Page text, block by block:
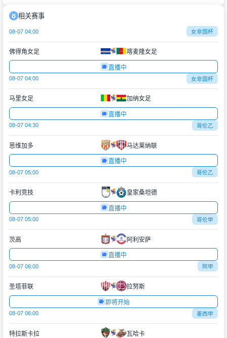
相关赛事
08-07 04:00 女非国杯
佛得角女足 喀麦隆女足
直播中
08-07 04:00 女非国杯
马里女足 加纳女足
直播中
08-07 04:30 哥伦乙
恩维加多 马达莱纳联
直播中
08-07 05:00 哥伦乙
卡利竞技 皇家桑坦德
直播中
08-07 05:00 哥伦甲
茨高 阿利安萨
直播中
08-07 06:00 阿甲
圣塔菲联 拉努斯
即将开始
08-07 06:00 墨西甲
特拉斯卡拉 瓦哈卡